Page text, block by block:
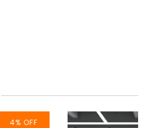
4% OFF